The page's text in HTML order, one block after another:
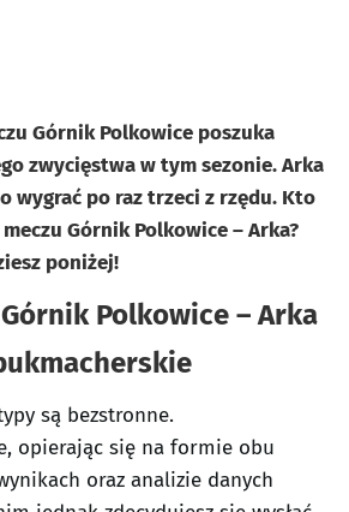
Górnik Polkowice poszuka
zwycięstwa w tym sezonie. Arka
wygrać po raz trzeci z rzędu. Kto
Górnik Polkowice – Arka?
poniżej!
Polkowice – Arka
są bezstronne.
opierając się na formie obu
oraz analizie danych